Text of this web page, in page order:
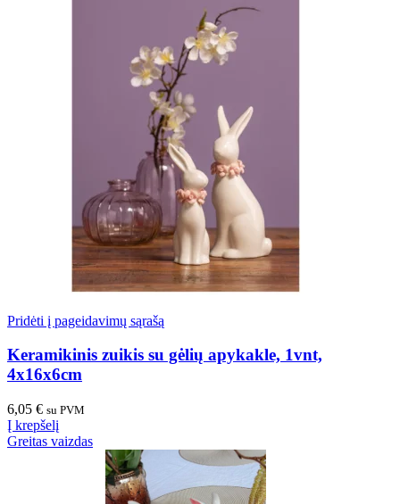
Pridėti į pageidavimų sąrašą
Keramikinis zuikis su gėlių apykakle, 1vnt,
4x16x6cm
6,05 € su PVM
Į krepšelį
Greitas vaizdas